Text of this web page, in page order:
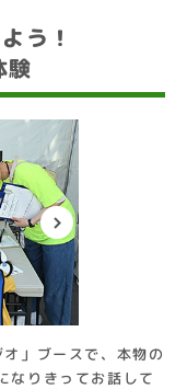
う！
験
」ブースで、本物の
なりきってお話して